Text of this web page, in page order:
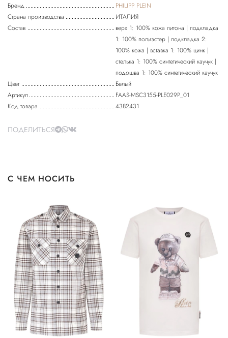
Бренд
PHILIPP PLEIN
Страна производства
ИТАЛИЯ
Состав
верх 1: 100% кожа питона | подкладка
1: 100% полиэстер | подкладка 2:
100% кожа | вставка 1: 100% цинк |
стелька 1: 100% синтетический каучук |
подошва 1: 100% синтетический каучук
Цвет
Белый
Артикул
FAAS-MSC3155-PLE029P_01
Код товара
4382431
ПОДЕЛИТЬСЯ
С ЧЕМ НОСИТЬ